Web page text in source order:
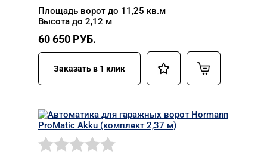
Площадь ворот до 11,25 кв.м
Высота до 2,12 м
60 650 РУБ.
Заказать в 1 клик